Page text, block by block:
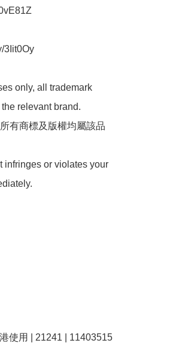
3Iit0Oy
only, all trademark
relevant brand.
有商標及版權均屬該品
infringes or violates your
使用 | 21241 | 11403515